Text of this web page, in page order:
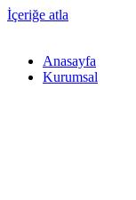
İçeriğe atla
Anasayfa
Kurumsal